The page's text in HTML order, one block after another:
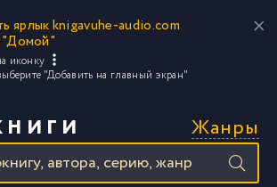
ярлык knigavuhe-audio.com
"Домой"
иконку
"Добавить на главный экран"
Жанры